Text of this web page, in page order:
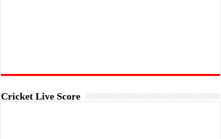
Cricket Live Score